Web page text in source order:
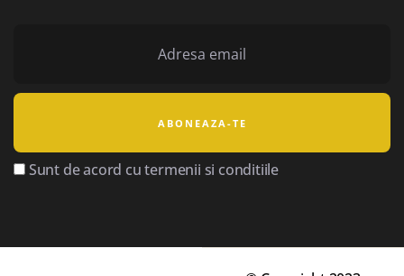
Sunt de acord cu termenii si conditiile